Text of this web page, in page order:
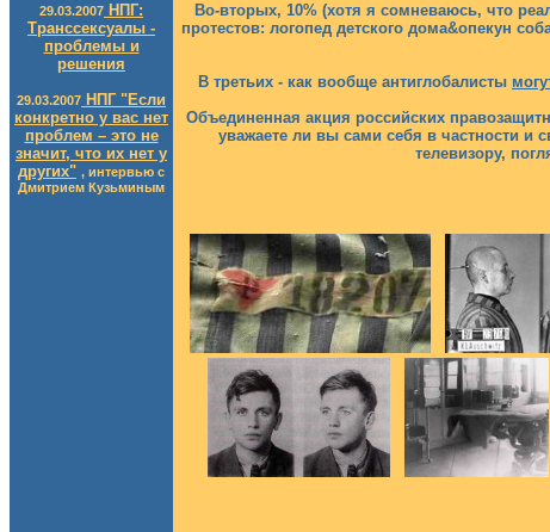
29.03.2007 НПГ:
Транссексуалы -
проблемы и
решения
29.03.2007 НПГ "Если
конкретно у вас нет
проблем – это не
значит, что их нет у
других" , интервью с
Дмитрием Кузьминым
Во-вторых, 10% (хотя я сомневаюсь, что
протестов: логопед детского дома&опекун
В третьих - как вообще антиглобалисты
Объединенная акция российских
уважаете ли вы сами себя в частности и
телевизору,